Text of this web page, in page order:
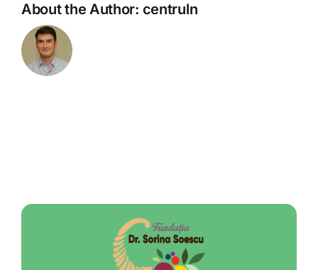
About the Author: centruln